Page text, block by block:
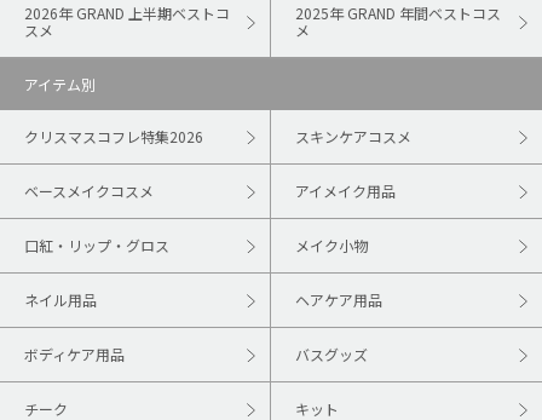
2026年 GRAND 上半期ベストコ
スメ
2025年 GRAND 年間ベストコス
メ
アイテム別
クリスマスコフレ特集2026 スキンケアコスメ
ベースメイクコスメ アイメイク用品
口紅・リップ・グロス メイク小物
ネイル用品 ヘアケア用品
ボディケア用品 バスグッズ
チーク キット